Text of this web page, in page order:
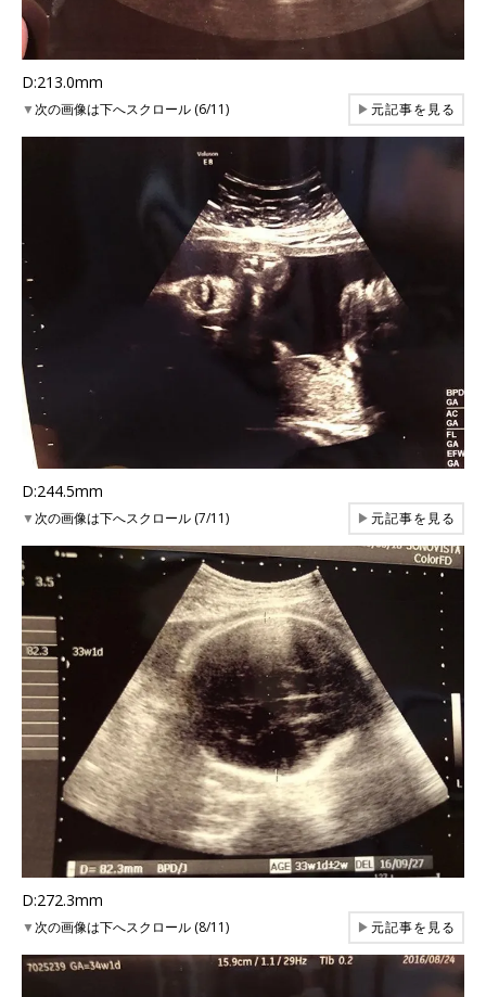
D:213.0mm
▼次の画像は下へスクロール (6/11) ▶元記事を見る
D:244.5mm
▼次の画像は下へスクロール (7/11) ▶元記事を見る
D:272.3mm
▼次の画像は下へスクロール (8/11) ▶元記事を見る